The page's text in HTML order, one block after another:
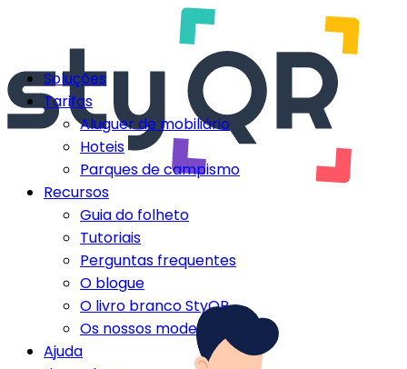
Soluções
Tarifas
Aluguer de mobiliário
Hoteis
Parques de campismo
Recursos
Guia do folheto
Tutoriais
Perguntas frequentes
O blogue
O livro branco StyQR
Os nossos modelos StyQR
Ajuda